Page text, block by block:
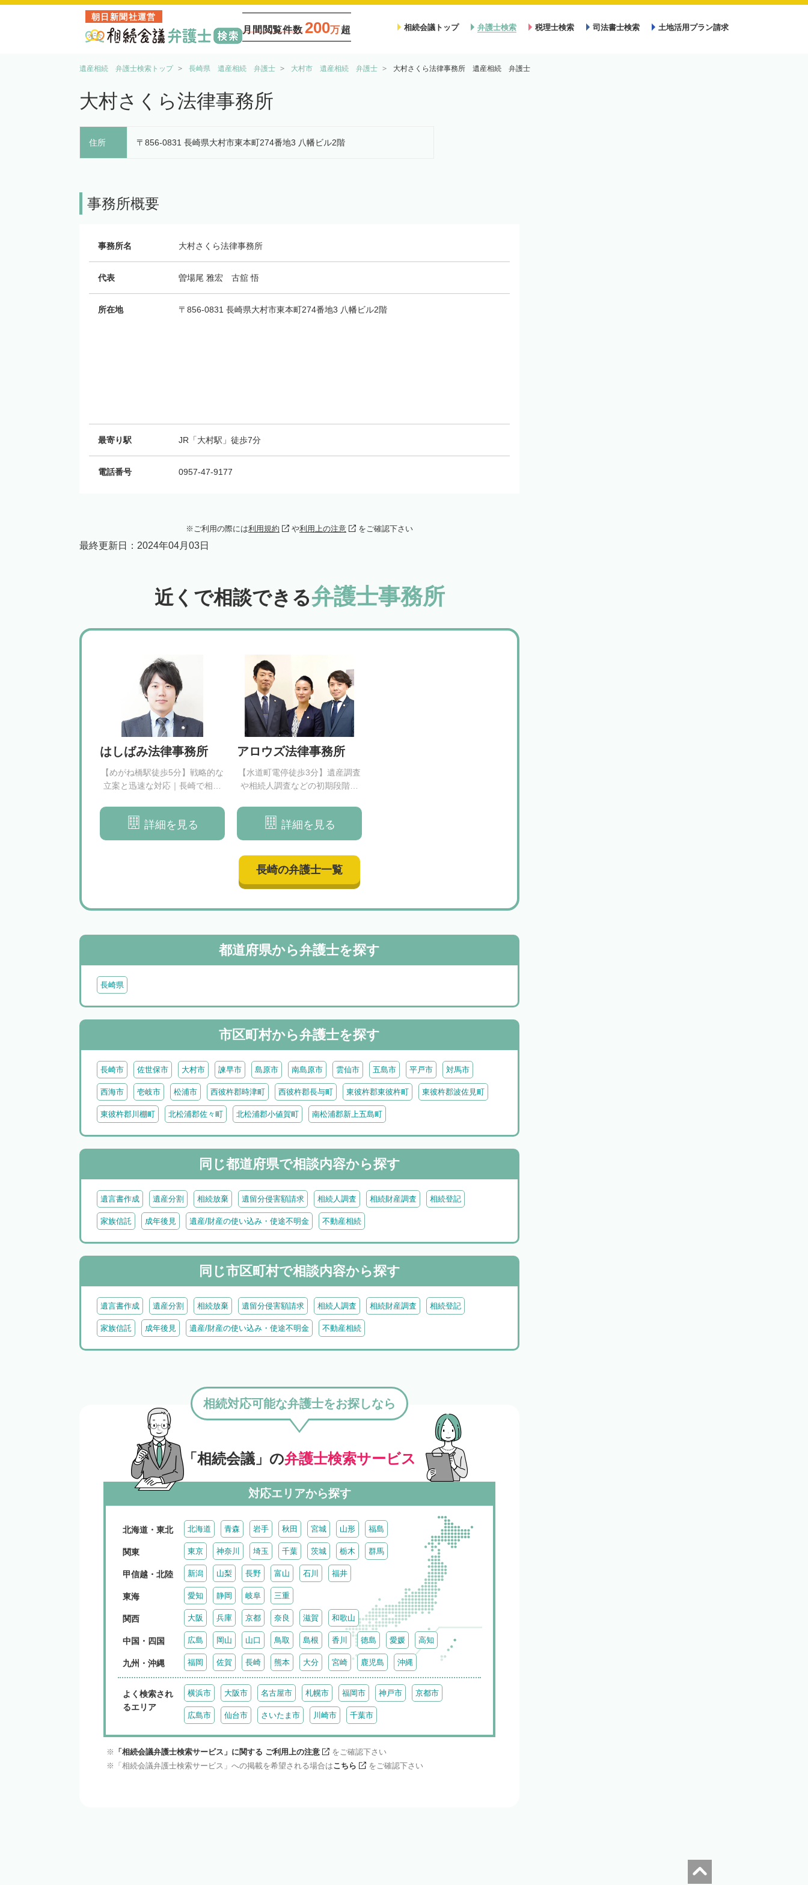
朝日新聞社運営
月間閲覧件数 200万超 相続会議トップ 弁護士検索 税理士検索 司法書士検索 土地活用プラン請求
遺産相続 弁護士検索トップ 長崎県 遺産相続 弁護士 大村市 遺産相続 弁護士 大村さくら法律事務所 遺産相続 弁護士
大村さくら法律事務所
住所 〒856-0831 長崎県大村市東本町274番地3 八幡ビル2階
事務所概要
事務所名 大村さくら法律事務所
代表 曽場尾 雅宏 古舘 悟
所在地 〒856-0831 長崎県大村市東本町274番地3 八幡ビル2階
最寄り駅 JR「大村駅」徒歩7分
電話番号 0957-47-9177
ご利用の際には利用規約 や利用上の注意 をご確認下さい
最終更新日： 2024年04月03日
近くで相談できる弁護士事務所
はしばみ法律事務所
【めがね橋駅徒歩5分】戦略的な
立案と迅速な対応｜長崎で相続
詳細を見る
アロウズ法律事務所
【水道町電停徒歩3分】遺産調査
や相続人調査などの初期段階か
詳細を見る
長崎の弁護士一覧
都道府県から弁護士を探す
長崎県
市区町村から弁護士を探す
長崎市 佐世保市 大村市 諫早市 島原市 南島原市 雲仙市 五島市 平戸市 対馬市
西海市 壱岐市 松浦市 西彼杵郡時津町 西彼杵郡長与町 東彼杵郡東彼杵町 東彼杵郡波佐見町
東彼杵郡川棚町 北松浦郡佐々町 北松浦郡小値賀町 南松浦郡新上五島町
同じ都道府県で相談内容から探す
遺言書作成 遺産分割 相続放棄 遺留分侵害額請求 相続人調査 相続財産調査 相続登記
家族信託 成年後見 遺産/財産の使い込み・使途不明金 不動産相続
同じ市区町村で相談内容から探す
遺言書作成 遺産分割 相続放棄 遺留分侵害額請求 相続人調査 相続財産調査 相続登記
家族信託 成年後見 遺産/財産の使い込み・使途不明金 不動産相続
「相続会議」の弁護士検索サービス
相続対応可能な弁護士をお探しなら
対応エリアから探す
北海道・東北 北海道 青森 岩手 秋田 宮城 山形 福島
関東 東京 神奈川 埼玉 千葉 茨城 栃木 群馬
甲信越・北陸 新潟 山梨 長野 富山 石川 福井
東海 愛知 静岡 岐阜 三重
関西 大阪 兵庫 京都 奈良 滋賀 和歌山
中国・四国 広島 岡山 山口 鳥取 島根 香川 徳島 愛媛 高知
九州・沖縄 福岡 佐賀 長崎 熊本 大分 宮崎 鹿児島 沖縄
よく検索され
るエリア
横浜市 大阪市 名古屋市 札幌市 福岡市 神戸市 京都市
広島市 仙台市 さいたま市 川崎市 千葉市
「相続会議弁護士検索サービス」に関する ご利用上の注意
をご確認下さい
「相続会議弁護士検索サービス」への掲載を希望される場合はこちら をご確認下さい